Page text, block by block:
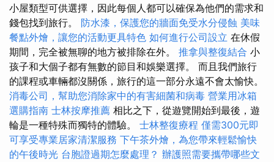
小屋類型可供選擇，因此每個人都可以確保為他們的需求和
錢包找到旅行。 防水漆，保護您的牆面免受水分侵蝕 美味
餐點外燴，讓您的活動更具特色 如何進行公司設立 在休假
期間，完全被無聊的地方被排除在外。 推拿與整復結合 小
孩子和大個子都有無數的節目和娛樂選擇。 而且我們旅行
的課程或車輛都沒關係，旅行的這一部分永遠不會太愉快。
消毒公司，幫助您消除家中的有害細菌和病毒 營業用冰箱
選購指南 士林按摩推薦 相比之下，從遊覽開始到最後，遊
輪是一種特殊而獨特的體驗。 士林整復療程 僅需300元即
可享受專業居家清潔服務 下午茶外燴，為您帶來輕鬆愉快
的午後時光 台胞證過期怎麼處理？ 辦護照需要攜帶哪些文